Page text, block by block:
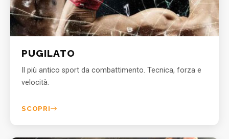
PUGILATO
Il più antico sport da combattimento. Tecnica, forza e
velocità.
SCOPRI